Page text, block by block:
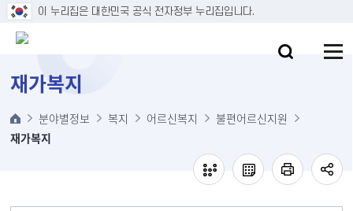
본문 바로가기
이 누리집은 대한민국 공식 전자정부 누리집입니다.
재가복지
분야별정보 복지 어르신복지
불편어르신지원
재가복지